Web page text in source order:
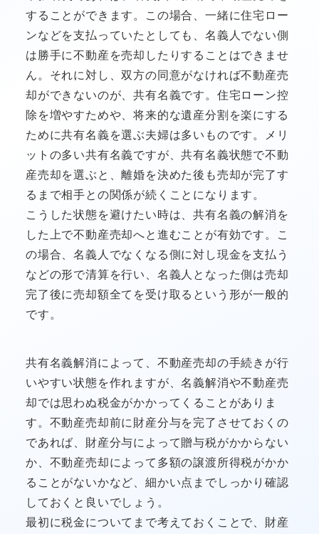
することができます。この場合、一緒に住宅ロー
ンなどを支払っていたとしても、名義人でない側
は勝手に不動産を売却したりすることはできませ
ん。それに対し、双方の同意がなければ不動産売
却ができないのが、共有名義です。住宅ローン控
除を増やすためや、将来的な遺産分割を楽にする
ために共有名義を選ぶ夫婦は多いものです。メリ
ットの多い共有名義ですが、共有名義状態で不動
産売却を選ぶと、離婚を決めた後も売却が完了す
るまで相手との関係が続くことになります。
こうした状態を避けたい時は、共有名義の解消を
した上で不動産売却へと進むことが有効です。こ
の場合、名義人でなくなる側に対し現金を支払う
などの形で清算を行い、名義人となった側は売却
完了後に売却額全てを受け取るという形が一般的
です。
共有名義解消によって、不動産売却の手続きが行
いやすい状態を作れますが、名義解消や不動産売
却では思わぬ税金がかかってくることがありま
す。不動産売却前に財産分与を完了させておくの
であれば、財産分与によって贈与税がかからない
か、不動産売却によって多額の譲渡所得税がかか
ることがないかなど、細かい点までしっかり確認
しておくと良いでしょう。
最初に税金についてまで考えておくことで、財産